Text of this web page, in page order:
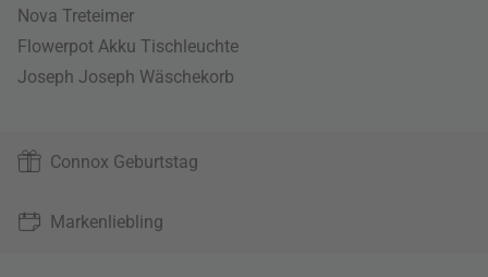
Nova Treteimer
Flowerpot Akku Tischleuchte
Joseph Joseph Wäschekorb
Connox Geburtstag
Markenliebling